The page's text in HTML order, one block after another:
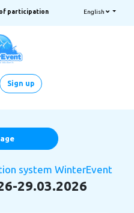
participation English
Sign up
system WinterEvent
29.03.2026